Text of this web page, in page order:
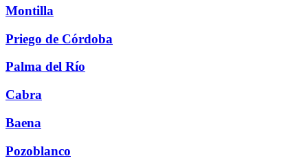
Montilla
Priego de Córdoba
Palma del Río
Cabra
Baena
Pozoblanco